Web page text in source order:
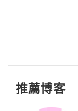
推薦博客